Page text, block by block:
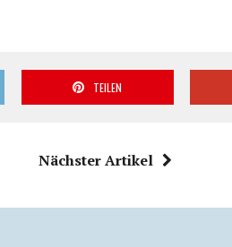
TEILEN
Nächster Artikel